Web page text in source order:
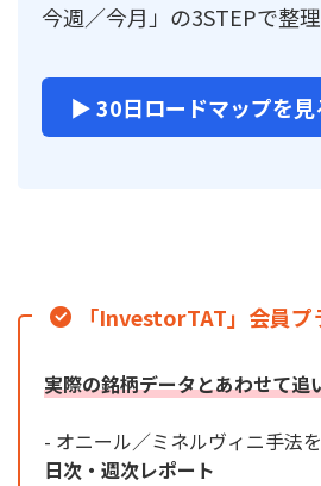
今週／今月」の3STEPで整理
▶ 30日ロードマップを見
「InvestorTAT」会員
実際の銘柄データとあわせて追
- オニール／ミネルヴィニ手法
日次・週次レポート